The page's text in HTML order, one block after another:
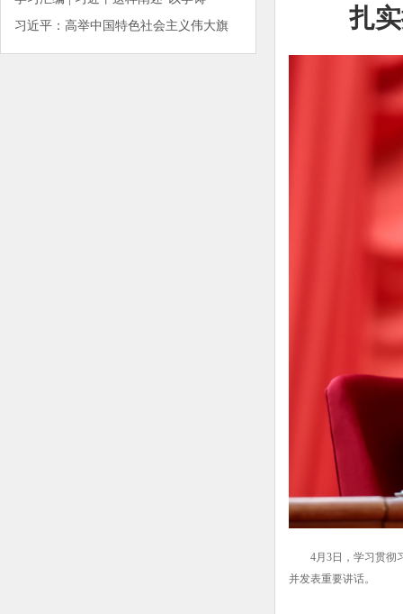
习近平：高举中国特色社会主义伟大旗
扎
4月3日，学习贯彻习
并发表重要讲话。